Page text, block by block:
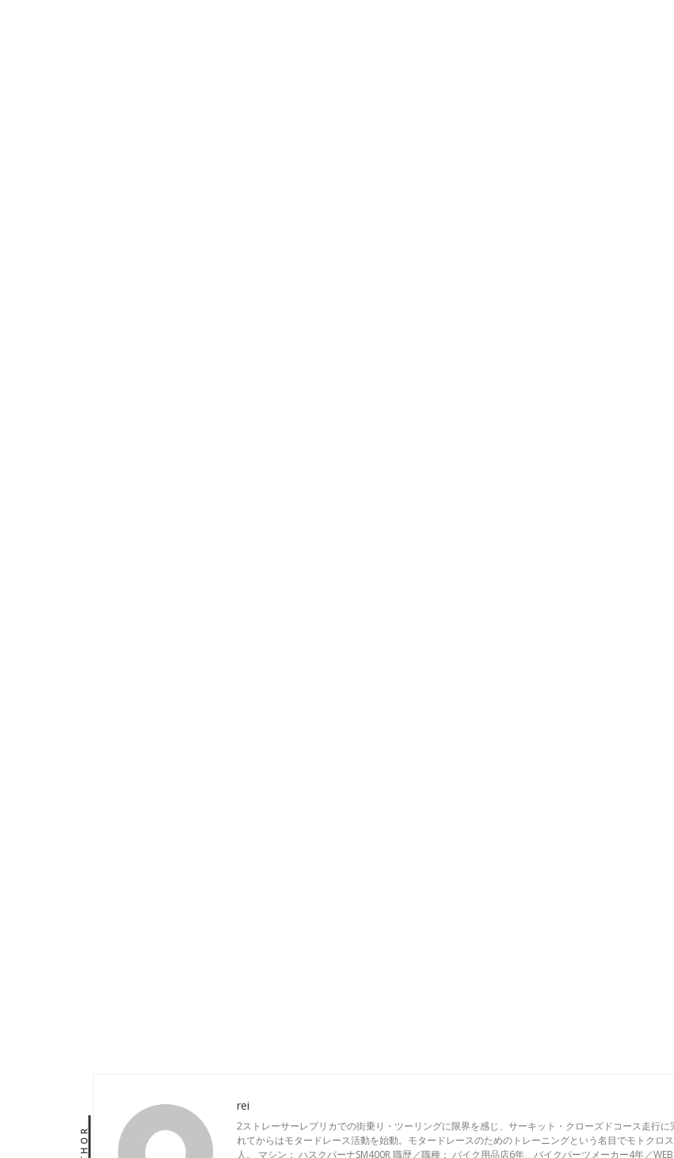
rei
2ストレーサーレプリカでの街乗り・ツーリングに限界を感じ、サーキット・クローズドコース走行
れてからはモタードレース活動を始動。モタードレースのためのトレーニングという名目でモトクロ
人。 マシン： ハスクバーナSM400R 職歴／職種： バイク用品店6年、バイクパーツメーカー4年／